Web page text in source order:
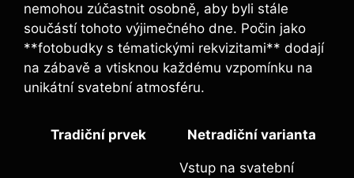
nemohou zúčastnit osobně, aby byli stále
součástí tohoto výjimečného dne. Počin jako
**fotobudky s tématickými rekvizitami** dodají
na zábavě a vtisknou každému vzpomínku na
unikátní svatební atmosféru.
Tradiční prvek Netradiční varianta
Vstup na svatební